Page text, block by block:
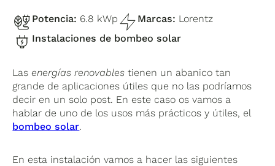
Potencia: 6.8 kWp Marcas: Lorentz
Instalaciones de bombeo solar
Lasenergías renovables tienen un abanico tan
grande de aplicaciones útiles que no las podríamos
decir en un solo post. En este caso os vamos a
hablar de uno de los usos más prácticos y útiles, el
bombeo solar.
En esta instalación vamos a hacer las siguientes